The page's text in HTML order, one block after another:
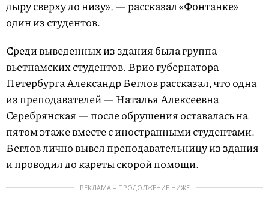
дыру сверху до низу», — рассказал «Фонтанке»
один из студентов.
Среди выведенных из здания была группа
вьетнамских студентов. Врио губернатора
Петербурга Александр Бегловрассказал, что одна
из преподавателей — Наталья Алексеевна
Серебрянская — после обрушения оставалась на
пятом этаже вместе с иностранными студентами.
Беглов лично вывел преподавательницу из здания
и проводил до кареты скорой помощи.
РЕКЛАМА – ПРОДОЛЖЕНИЕ НИЖЕ